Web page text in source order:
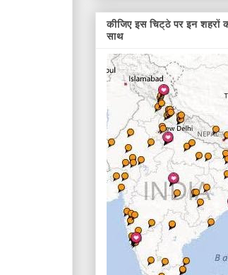
कीजिए इस चिट्ठे पर इन शहरों
साथ